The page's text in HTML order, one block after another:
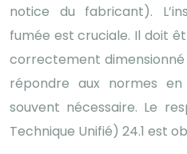
notice du fabricant).
fumée est cruciale. Il doit
correctement
répondre aux normes
souvent nécessaire. Le
Technique Unifié) 24.1 est